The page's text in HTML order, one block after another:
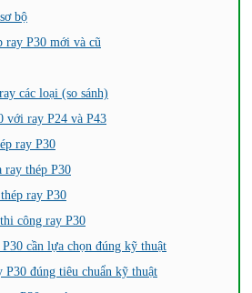
bộ
ray P30 mới và cũ
các loại (so sánh)
với ray P24 và P43
ray P30
ray thép P30
ray P30
công ray P30
cần lựa chọn đúng kỹ thuật
đúng tiêu chuẩn kỹ thuật